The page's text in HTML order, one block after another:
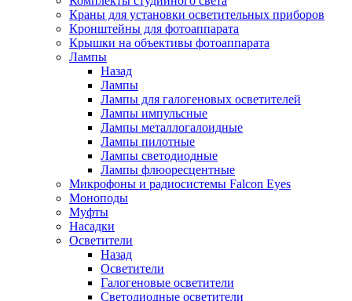
Краны для установки осветительных приборов
Кронштейны для фотоаппарата
Крышки на объективы фотоаппарата
Лампы
Назад
Лампы
Лампы для галогеновых осветителей
Лампы импульсные
Лампы металлогалоидные
Лампы пилотные
Лампы светодиодные
Лампы флюоресцентные
Микрофоны и радиосистемы Falcon Eyes
Моноподы
Муфты
Насадки
Осветители
Назад
Осветители
Галогеновые осветители
Светодиодные осветители